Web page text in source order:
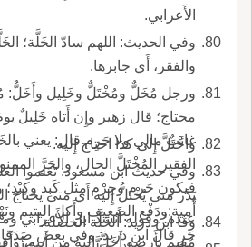
الأَعرابي.
وفي الحديث: اللهم سادّ الخَلَّة؛
والفقر، أَي جابرها.
ورجل مُخَلٌّ ومُخْتَلٌّ وخَلِيل وأَخَلُّ:
محتاج؛ قال زهير وإِن أَتاه خَلِيلٌ
غائبٌ مالي ولا حَرِم قال: يعني
الفقير المُخْتَلَّ الحال، والحَرِ
فيكون حَرِم وحِرْم مثل كَبِد وكِبْد؛
أُمية:ودَفْع الضعيف وأَكل اليتيم
واخْتَلَّ إِلى كذا احتاج إِليه.
وفي حديث ابن مسعود: تَعَلَّموا
يَدْر متى يُخْتَلُّ إِليه أَي متى يحتاج
عنده؛ وقوله أَنشد ابن الأَعرابي
وقا ابن دريد: الخَلَّة الخصلة.